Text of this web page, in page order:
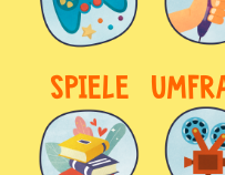
SPIELE